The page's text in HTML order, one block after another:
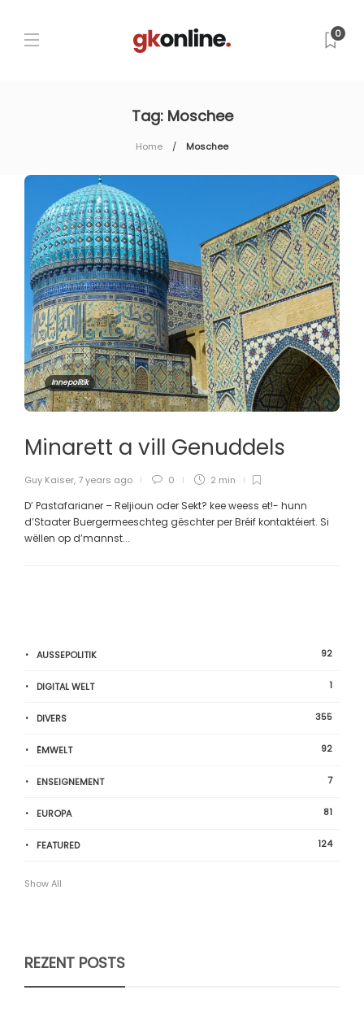
0
Tag: Moschee
Home Moschee
Innepolitik
Minarett a vill Genuddels
Guy Kaiser, 7 years ago 0 2 min
D’ Pastafarianer – Reljioun oder Sekt? kee weess et!- hunn
d’Staater Buergermeeschteg gëschter per Bréif kontaktéiert. Si
wëllen op d’mannst...
AUSSEPOLITIK 92
DIGITAL WELT 1
DIVERS 355
ËMWELT 92
ENSEIGNEMENT 7
EUROPA 81
FEATURED 124
Show All
REZENT POSTS